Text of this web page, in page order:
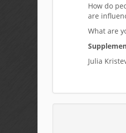
How do
are
What are
Julia